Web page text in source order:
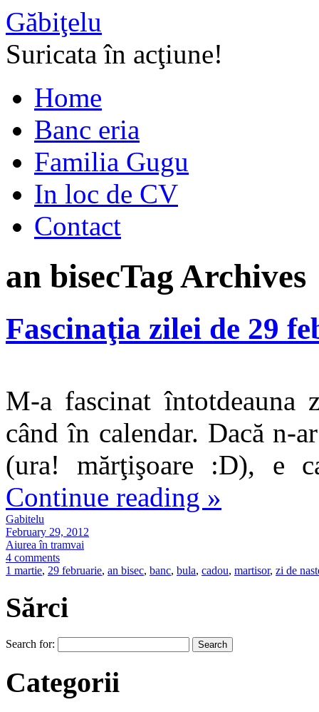
Găbiţelu
Suricata în acţiune!
Home
Banc eria
Familia Gugu
In loc de CV
Contact
an bisecTag Archives
Fascinaţia zilei de 29
M-a fascinat întotdeauna
când în calendar. Dacă n-
(ura! mărţişoare :D), e
Continue reading »
Gabitelu
February 29, 2012
Aiurea în tramvai
4 comments
1 martie, 29 februarie, an bisec, banc, bula, cadou, martisor, zi de
Sărci
Search for:
Categorii